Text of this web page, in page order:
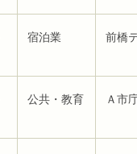
宿泊業 前橋
公共・教育 Ａ市